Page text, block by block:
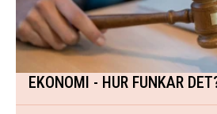
EKONOMI - HUR FUNKAR